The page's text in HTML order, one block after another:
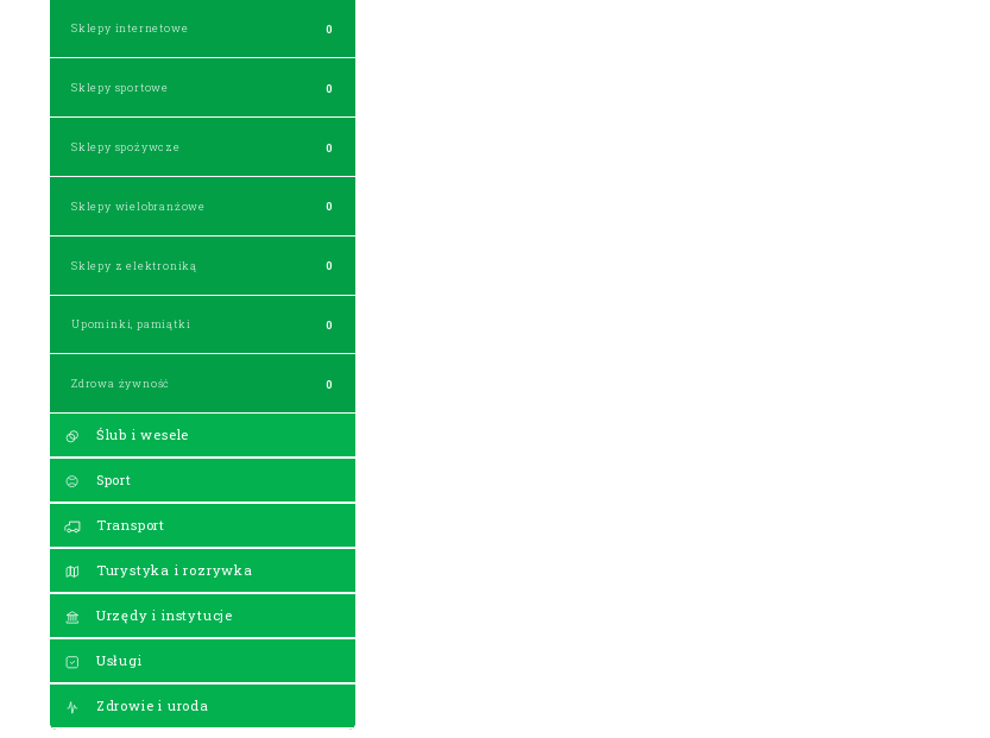
Sklepy internetowe 0
Sklepy sportowe 0
Sklepy spożywcze 0
Sklepy wielobranżowe 0
Sklepy z elektroniką 0
Upominki, pamiątki 0
Zdrowa żywność 0
Ślub i wesele
Sport
Transport
Turystyka i rozrywka
Urzędy i instytucje
Usługi
Zdrowie i uroda